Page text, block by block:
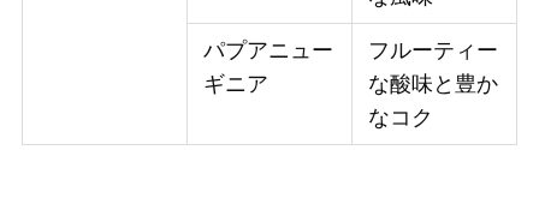
パプアニュー
ギニア
フルーティー
な酸味と豊か
なコク